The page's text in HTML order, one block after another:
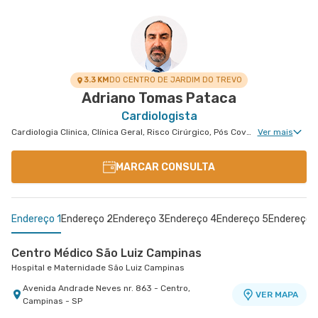
3.3 KMDO CENTRO DE JARDIM DO TREVO
Adriano Tomas Pataca
Cardiologista
Cardiologia Clinica, Clínica Geral, Risco Cirúrgico, Pós Covid, Hipertensão Arterial Refratária Ver mais
MARCAR CONSULTA
Endereço 1 Endereço 2Endereço 3Endereço 4Endereço 5Endereço
Centro Médico São Luiz Campinas
Hospital e Maternidade São Luiz Campinas
Avenida Andrade Neves nr. 863 - Centro,
Campinas - SP
VER MAPA